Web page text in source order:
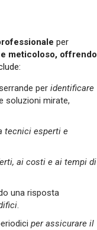
per
meticoloso, offrendo
peridentificare
soluzioni mirate,
tecnici esperti e
ai costi e ai tempi di
una risposta
.
per assicurare il